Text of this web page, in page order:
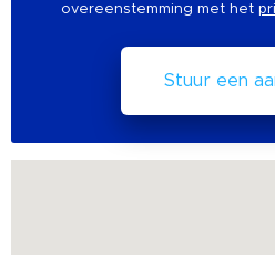
overeenstemming met het